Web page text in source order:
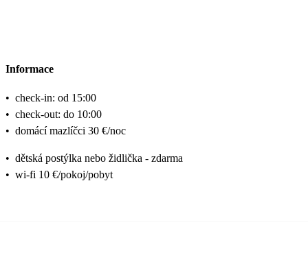
Informace
• check-in: od 15:00
• check-out: do 10:00
• domácí mazlíčci 30 €/noc
• dětská postýlka nebo židlička - zdarma
• wi-fi 10 €/pokoj/pobyt